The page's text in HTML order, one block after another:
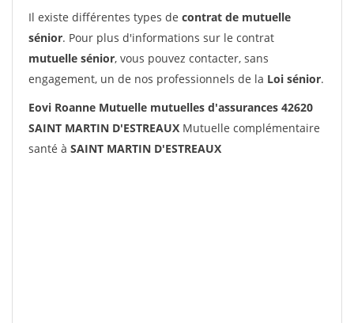
Il existe différentes types de contrat de mutuelle
sénior. Pour plus d'informations sur le contrat
mutuelle sénior, vous pouvez contacter, sans
engagement, un de nos professionnels de la Loi sénior.
Eovi Roanne Mutuelle mutuelles d'assurances 42620
SAINT MARTIN D'ESTREAUX Mutuelle complémentaire
santé à SAINT MARTIN D'ESTREAUX